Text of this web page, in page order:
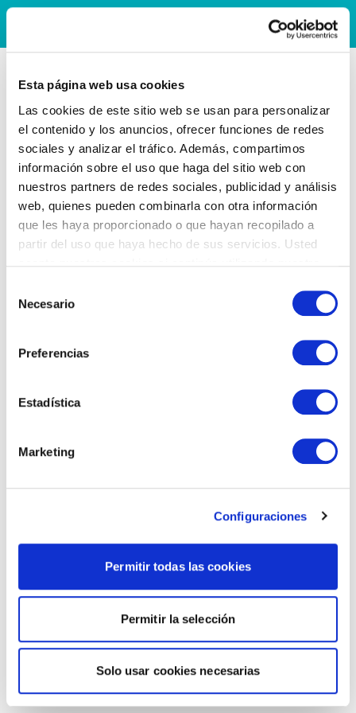
Esta página web usa cookies
Las cookies de este sitio web se usan para personalizar
el contenido y los anuncios, ofrecer funciones de redes
sociales y analizar el tráfico. Además, compartimos
información sobre el uso que haga del sitio web con
nuestros partners de redes sociales, publicidad y análisis
web, quienes pueden combinarla con otra información
que les haya proporcionado o que hayan recopilado a
partir del uso que haya hecho de sus servicios. Usted
Necesario
Preferencias
Estadística
Marketing
Configuraciones
Permitir todas las cookies
Permitir la selección
Solo usar cookies necesarias